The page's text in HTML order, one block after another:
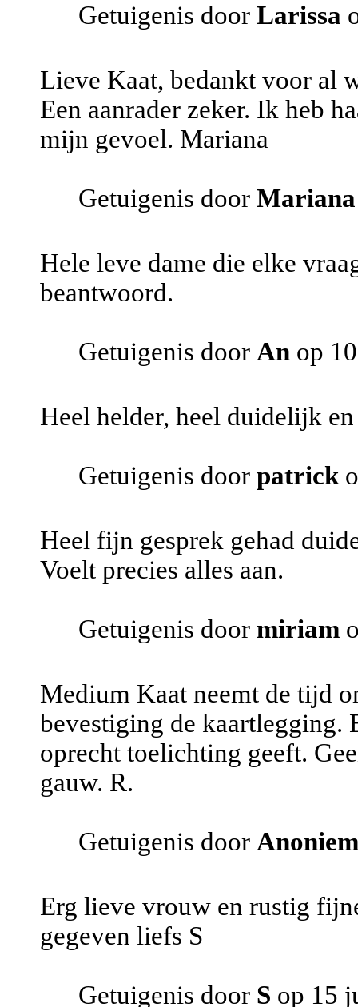
Getuigenis door Larissa
Lieve Kaat, bedankt voor al
Een aanrader zeker. Ik heb
mijn gevoel. Mariana
Getuigenis door Mariana
Hele leve dame die elke
beantwoord.
Getuigenis door An op
Heel helder, heel duidelijk
Getuigenis door patrick
Heel fijn gesprek gehad
Voelt precies alles aan.
Getuigenis door miriam
Medium Kaat neemt de tijd
bevestiging de kaartlegging.
oprecht toelichting geeft.
gauw. R.
Getuigenis door Anoniem
Erg lieve vrouw en rustig
gegeven liefs S
Getuigenis door S op 15